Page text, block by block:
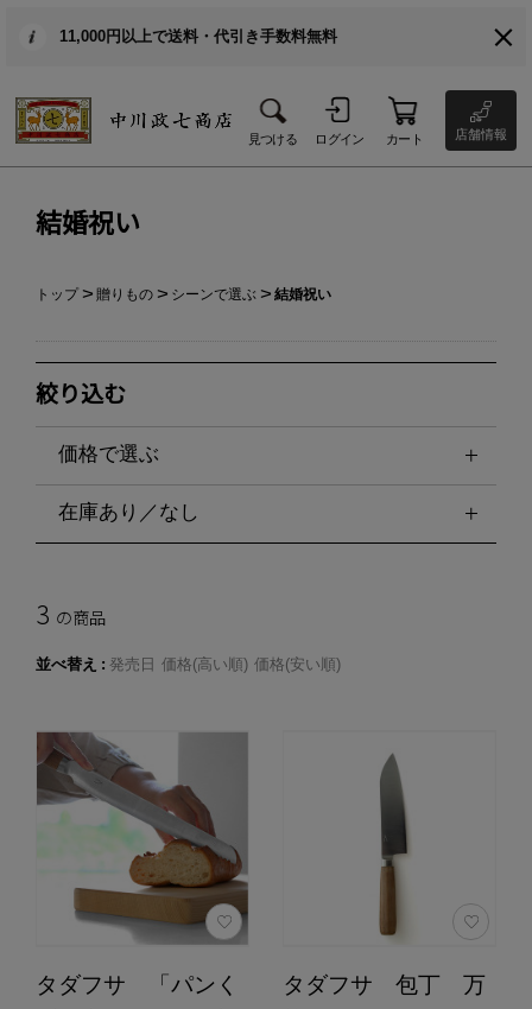
11,000円以上で送料・代引き手数料無料
見つける ログイン カート 店舗情報
結婚祝い
トップ 贈りもの シーンで選ぶ 結婚祝い
絞り込む
価格で選ぶ
在庫あり／なし
3 の商品
並べ替え 発売日 価格(高い順) 価格(安い順)
タダフサ 「パンく
タダフサ 包丁 万